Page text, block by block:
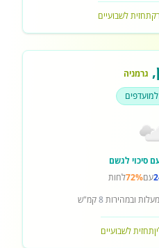
תחזית לשבועיים
, גרמניה
סיכוי לגשם
עם72%לחות
מעלות ובמהירות8קמ"ש
תחזית לשבועיים